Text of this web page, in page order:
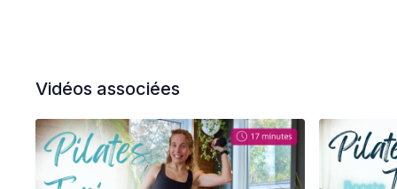
Vidéos associées